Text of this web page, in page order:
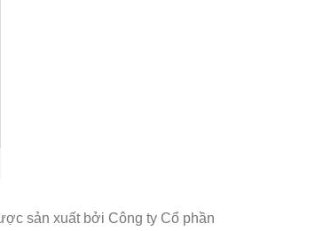
sản xuất bởi Công ty Cổ phần